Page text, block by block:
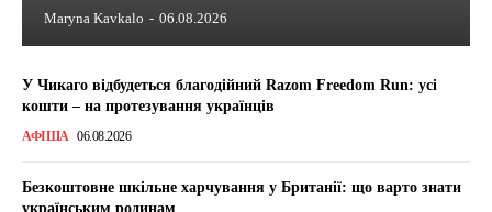
Maryna Kavkalo - 06.08.2026
У Чикаго відбудеться благодійний Razom Freedom Run: усі
кошти – на протезування українців
АФІША 06.08.2026
Безкоштовне шкільне харчування у Британії: що варто знати
українським родинам